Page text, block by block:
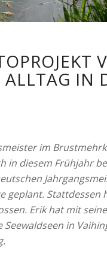
IN
im
in diesem Frühjahr
geplant.
Erik hat mit
in